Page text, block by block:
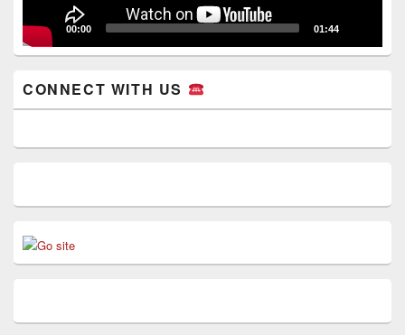
00:00 01:44
CONNECT WITH US